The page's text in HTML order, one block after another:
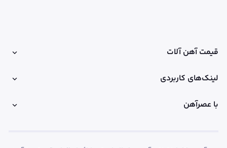
قیمت آهن آلات
لینک‌های کاربردی
با عصرآهن